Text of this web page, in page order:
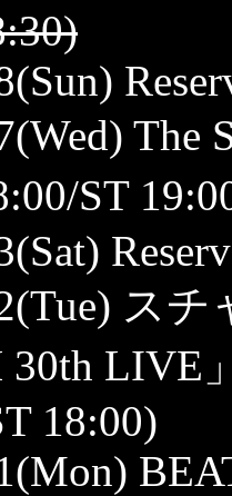
The
ST
ス
30th LIVE
18:00)